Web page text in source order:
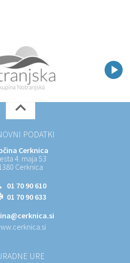
PODATKI
Cerknica
4. maja 53
Cerknica
01 70 90 610
01 70 90 633
URE